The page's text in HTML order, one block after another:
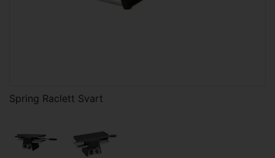
Spring Raclett Svart